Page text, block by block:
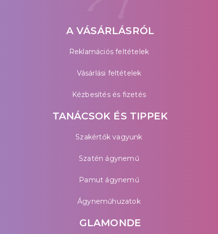
A VÁSÁRLÁSRÓL
Reklamációs feltételek
Vásárlási feltételek
Kézbesítés és fizetés
TANÁCSOK ÉS TIPPEK
Szakértők vagyunk
Szatén ágynemű
Pamut ágynemű
Ágyneműhuzatok
GLAMONDE